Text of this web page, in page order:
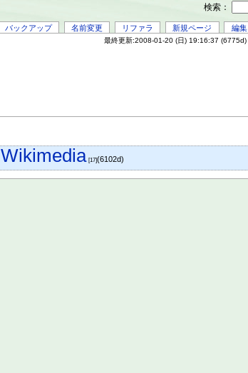
バックアップ 名前変更 リファラ 新規ページ 編集
最終更新:2008-01-20 (日) 19:16:37 (6775d)
Wikimedia [17](6102d)
検索：